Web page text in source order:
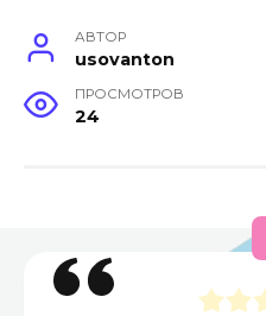
АВТОР
usovanton
ПРОСМОТРОВ
24